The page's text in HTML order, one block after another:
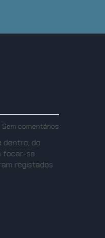
Sem comentários
dentro, do
focar-se
registados